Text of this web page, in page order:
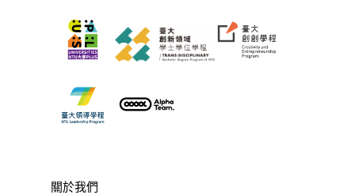
關於我們
領域專長
24hrs D
創意創業學分學程
領導學分學程
企業出題X臺大解題
探索學習計畫
D電子報
EN